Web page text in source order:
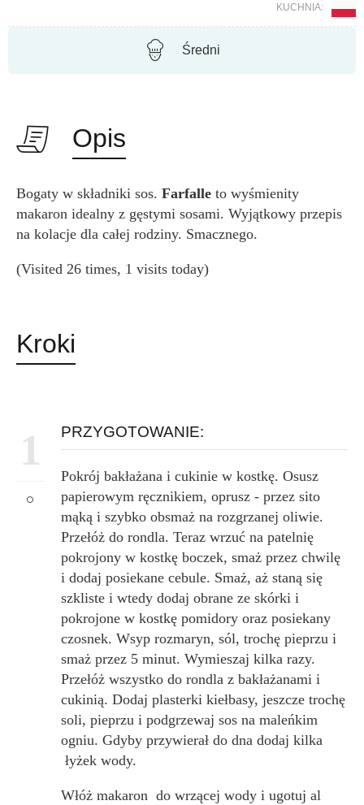
KUCHNIA:
Średni
Opis
Bogaty w składniki sos. Farfalle to wyśmienity
makaron idealny z gęstymi sosami. Wyjątkowy przepis
na kolacje dla całej rodziny. Smacznego.
(Visited 26 times, 1 visits today)
Kroki
1 PRZYGOTOWANIE:
Pokrój bakłażana i cukinie w kostkę. Osusz
papierowym ręcznikiem, oprusz - przez sito
mąką i szybko obsmaż na rozgrzanej oliwie.
Przełóż do rondla. Teraz wrzuć na patelnię
pokrojony w kostkę boczek, smaż przez chwilę
i dodaj posiekane cebule. Smaż, aż staną się
szkliste i wtedy dodaj obrane ze skórki i
pokrojone w kostkę pomidory oraz posiekany
czosnek. Wsyp rozmaryn, sól, trochę pieprzu i
smaż przez 5 minut. Wymieszaj kilka razy.
Przełóż wszystko do rondla z bakłażanami i
cukinią. Dodaj plasterki kiełbasy, jeszcze trochę
soli, pieprzu i podgrzewaj sos na maleńkim
ogniu. Gdyby przywierał do dna dodaj kilka
łyżek wody.
Włóż makaron do wrzącej wody i ugotuj al